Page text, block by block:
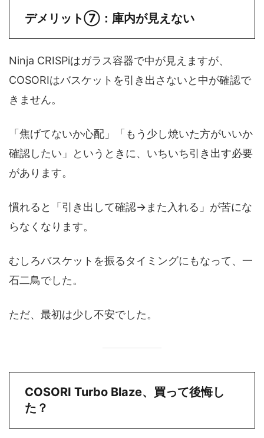
デメリット⑦：庫内が見えない
Ninja CRISPiはガラス容器で中が見えますが、
COSORIはバスケットを引き出さないと中が確認で
きません。
「焦げてないか心配」「もう少し焼いた方がいいか
確認したい」というときに、いちいち引き出す必要
があります。
慣れると「引き出して確認→また入れる」が苦にな
らなくなります。
むしろバスケットを振るタイミングにもなって、一
石二鳥でした。
ただ、最初は少し不安でした。
COSORI Turbo Blaze、買って後悔し
た？